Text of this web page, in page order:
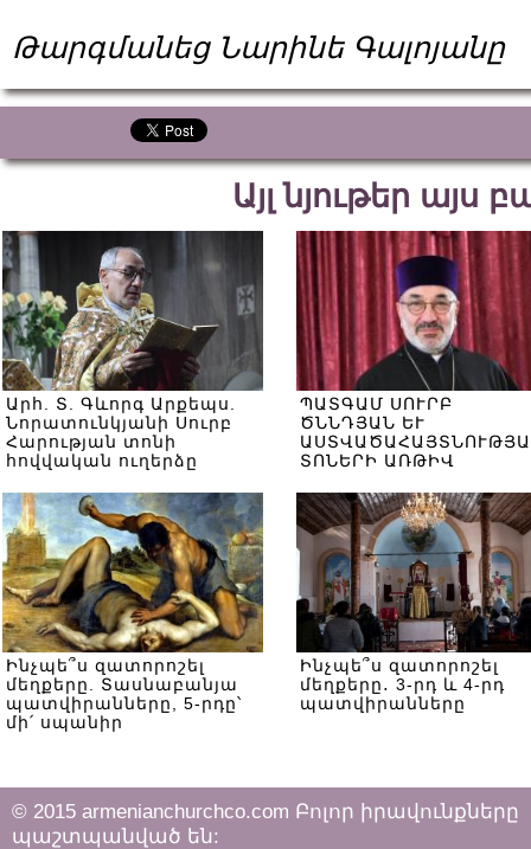
Թարգմանեց Նարինե Գալոյանը
Այլ նյութեր այս
Արհ. Տ. Գևորգ Արքեպս.
Նորատունկյանի Սուրբ
Հարության տոնի
հովվական ուղերձը
ՊԱՏԳԱՄ ՍՈՒՐԲ
ԾՆՆԴՅԱՆ ԵՒ
ՏՈՆԵՐԻ ԱՌԹԻՎ
Ինչպե՞ս զատորոշել
մեղքերը. Տասնաբանյա
պատվիրանները, 5-րդը՝
մի՛ սպանիր
Ինչպե՞ս զատորոշել
մեղքերը․ 3-րդ և 4-րդ
պատվիրանները
© 2015 armenianchurchco.com Բոլոր իրավունքները
պաշտպանված են: